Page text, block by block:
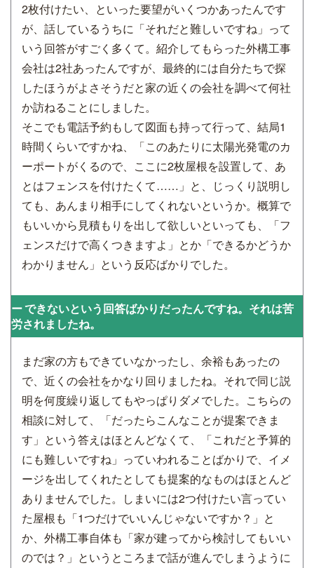
2枚付けたい、といった要望がいくつかあったんです
が、話しているうちに「それだと難しいですね」って
いう回答がすごく多くて。紹介してもらった外構工事
会社は2社あったんですが、最終的には自分たちで探
したほうがよさそうだと家の近くの会社を調べて何社
か訪ねることにしました。
そこでも電話予約もして図面も持って行って、結局1
時間くらいですかね、「このあたりに太陽光発電のカ
ーポートがくるので、ここに2枚屋根を設置して、あ
とはフェンスを付けたくて……」と、じっくり説明し
ても、あんまり相手にしてくれないというか。概算で
もいいから見積もりを出して欲しいといっても、「フ
ェンスだけで高くつきますよ」とか「できるかどうか
わかりません」という反応ばかりでした。
できないという回答ばかりだったんですね。それは苦
労されましたね。
まだ家の方もできていなかったし、余裕もあったの
で、近くの会社をかなり回りましたね。それで同じ説
明を何度繰り返してもやっぱりダメでした。こちらの
相談に対して、「だったらこんなことが提案できま
す」という答えはほとんどなくて、「これだと予算的
にも難しいですね」っていわれることばかりで、イメ
ージを出してくれたとしても提案的なものはほとんど
ありませんでした。しまいには2つ付けたい言ってい
た屋根も「1つだけでいいんじゃないですか？」と
か、外構工事自体も「家が建ってから検討してもいい
のでは？」というところまで話が進んでしまうように